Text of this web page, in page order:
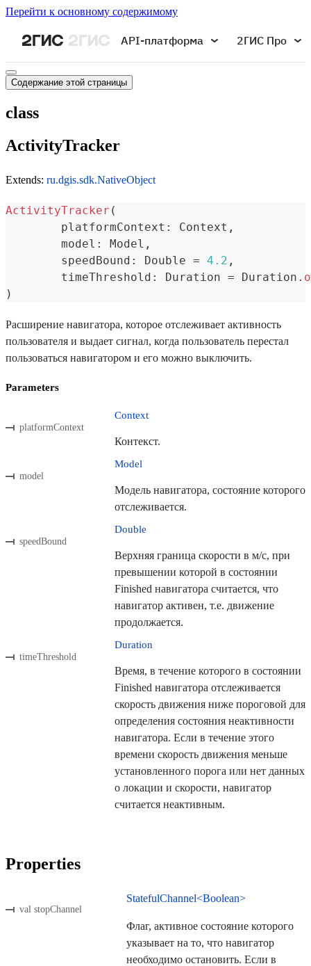
Перейти к основному содержимому
API-платформа 2ГИС Про
Содержание этой страницы
class
ActivityTracker
Extends: ru.dgis.sdk.NativeObject
ActivityTracker (
	platformContext
: Context ,
	model
: Model ,
	speedBound
: Double = 4.2 ,
	timeThreshold
: Duration = Duration .
)
Расширение навигатора, которое отслеживает активность
пользователя и выдает сигнал, когда пользователь перестал
пользоваться навигатором и его можно выключить.
Parameters
platformContext
Context
Контекст.
model
Model
Модель навигатора, состояние которого
отслеживается.
speedBound
Double
Верхняя граница скорости в м/с, при
превышении которой в состоянии
Finished навигатора считается, что
навигатор активен, т.е. движение
продолжается.
timeThreshold
Duration
Время, в течение которого в состоянии
Finished навигатора отслеживается
скорость движения ниже пороговой для
определения состояния неактивности
навигатора. Если в течение этого
времени скорость движения меньше
установленного порога или нет данных
о локации и скорости, навигатор
считается неактивным.
Properties
val stopChannel
StatefulChannel<Boolean>
Флаг, активное состояние которого
указывает на то, что навигатор
необходимо остановить. Если в